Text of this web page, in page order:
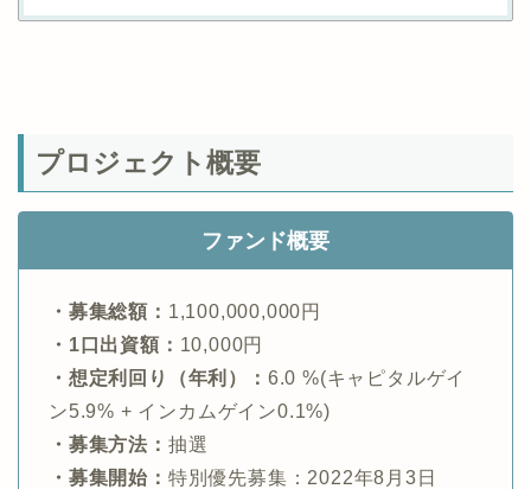
プロジェクト概要
ファンド概要
・募集総額： 1,100,000,000円
・1口出資額： 10,000円
・想定利回り（年利）： 6.0 %(キャピタルゲイ
ン5.9% + インカムゲイン0.1%)
・募集方法： 抽選
・募集開始： 特別優先募集：2022年8月3日